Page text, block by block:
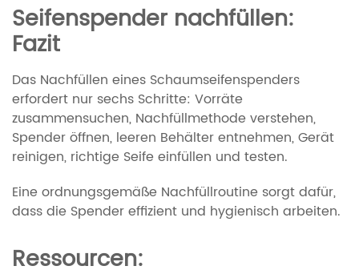
Seifenspender nachfüllen:
Fazit
Das Nachfüllen eines Schaumseifenspenders
erfordert nur sechs Schritte: Vorräte
zusammensuchen, Nachfüllmethode verstehen,
Spender öffnen, leeren Behälter entnehmen, Gerät
reinigen, richtige Seife einfüllen und testen.
Eine ordnungsgemäße Nachfüllroutine sorgt dafür,
dass die Spender effizient und hygienisch arbeiten.
Ressourcen: